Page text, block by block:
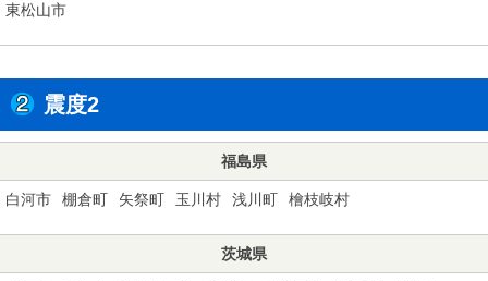
東松山市
震度2
福島県
白河市 棚倉町 矢祭町 玉川村 浅川町 檜枝岐村
茨城県